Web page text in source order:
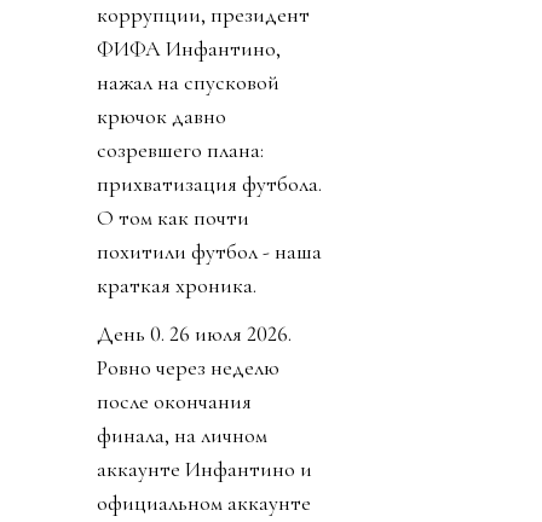
коррупции, президент
ФИФА Инфантино,
нажал на спусковой
крючок давно
созревшего плана:
прихватизация футбола.
О том как почти
похитили футбол - наша
краткая хроника.
День 0. 26 июля 2026.
Ровно через неделю
после окончания
финала, на личном
аккаунте Инфантино и
официальном аккаунте